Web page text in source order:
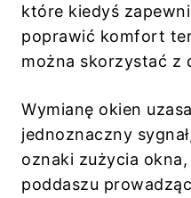
które kiedyś
poprawić komfort
można skorzystać z
Wymianę okien
jednoznaczny
oznaki zużycia
poddaszu